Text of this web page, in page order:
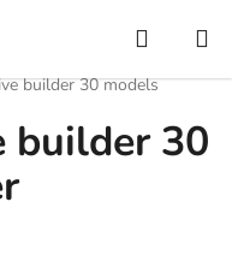
Hľadať
builder 30 models
builder 30